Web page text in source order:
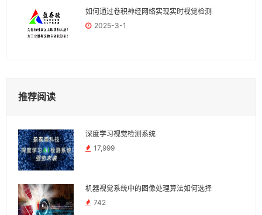
如何通过卷积神经网络实现实时视觉检测
2025-3-1
推荐阅读
深度学习视觉检测系统
17,999
机器视觉系统中的图像处理算法如何选择
742